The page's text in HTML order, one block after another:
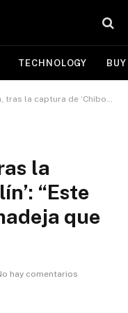
TECHNOLOGY
“Este es el hilo de una madeja que se debe exponer”
la
“Este
que
hay comentarios